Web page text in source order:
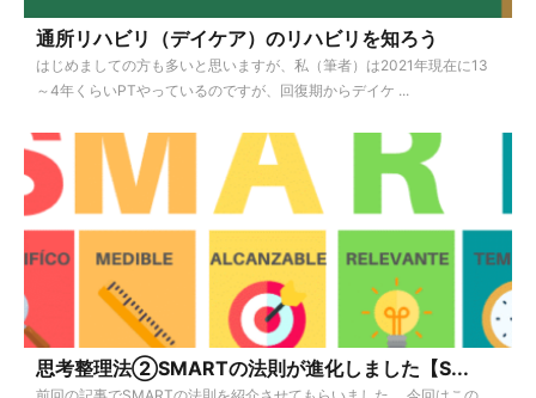
通所リハビリ（デイケア）のリハビリを知ろう
はじめましての方も多いと思いますが、私（筆者）は2021年現在に13
～4年くらいPTやっているのですが、回復期からデイケ ...
思考整理法②SMARTの法則が進化しました【S...